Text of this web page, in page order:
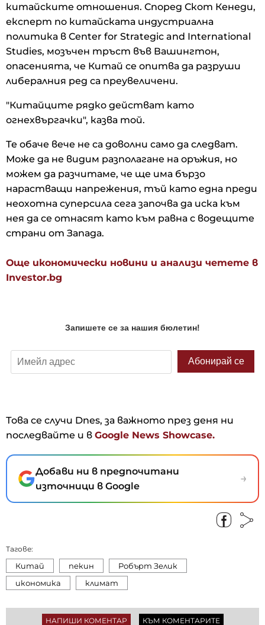
китайските отношения. Според Скот Кенеди,
експерт по китайската индустриална
политика в Center for Strategic and International
Studies, мозъчен тръст във Вашингтон,
опасенията, че Китай се опитва да разруши
либералния ред са преувеличени.
"Китайците рядко действат като
огнехвъргачки", казва той.
Те обаче вече не са доволни само да следват.
Може да не видим разполагане на оръжия, но
можем да разчитаме, че ще има бързо
нарастващи напрежения, тъй като една преди
неохотна суперсила сега започва да иска към
нея да се отнасят като към равна с водещите
страни от Запада.
Още икономически новини и анализи четете в
Investor.bg
Това се случи Dnes, за важното през деня ни
последвайте и в Google News Showcase.
Добави ни в предпочитани
източници в Google
→
Тагове:
Китай пекин
Робърт Зелик
икономика
климат
НАПИШИ КОМЕНТАР КЪМ КОМЕНТАРИТЕ